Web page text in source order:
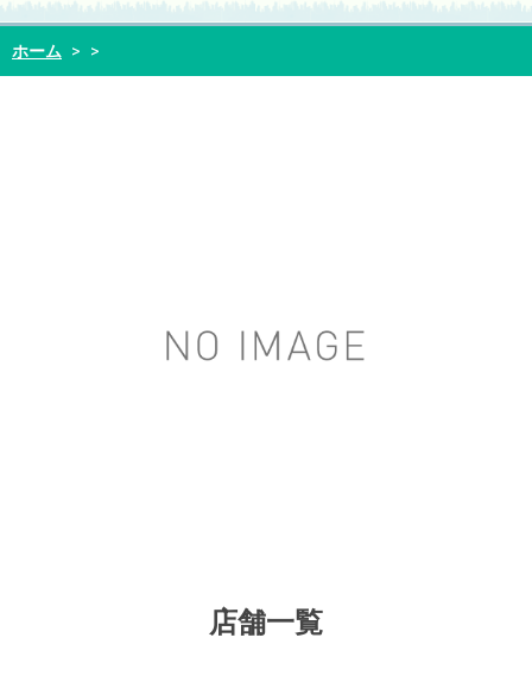
ホーム > >
店舗一覧